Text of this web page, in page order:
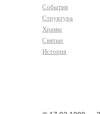
События
Структура
Храмы
Святые
История